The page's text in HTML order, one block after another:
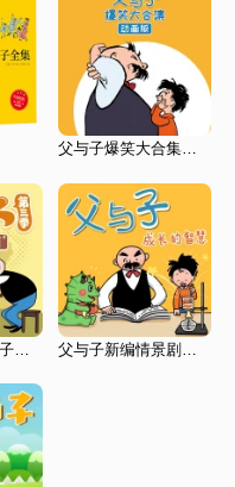
父与子爆笑大合集（动画版）|风靡全球经典
晚安爸爸讲父与子第3季|斗嘴父子俩|爆笑情景剧|亲子笑话 父与子新编情景剧：成长的智慧